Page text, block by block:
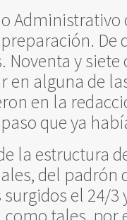
De
Noventa y
en alguna de
en la
que ya
la estructura
del padrón
el 24/